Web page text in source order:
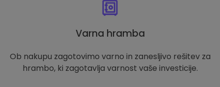
Varna hramba
Ob nakupu zagotovimo varno in zanesljivo rešitev za
hrambo, ki zagotavlja varnost vaše investicije.